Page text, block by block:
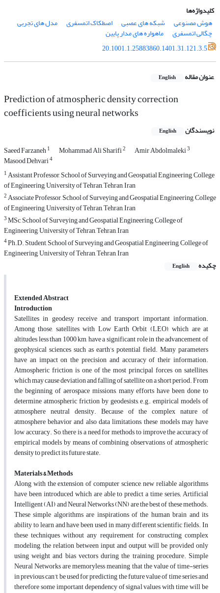
کلیدواژه‌ها
هوش مصنوعی
شبکه های عصبی اصطکاک اتمسفری مدل های تجربی
چگالی اتمسفری
ماهواره های مدار پایین
20.1001.1.25883860.1401.31.121.3.5
عنوان مقاله English
Prediction of atmospheric density correction
coefficients using neural networks
نویسندگان English
Saeed Farzaneh1 Mohammad Ali Sharifi2 Amir Abdolmaleki3
Masood Dehvari4
1Assistant Professor, School of Surveying and Geospatial Engineering, College
of Engineering, University of Tehran, Tehran, Iran
2Associate Professor, School of Surveying and Geospatial Engineering, College
of Engineering, University of Tehran, Tehran, Iran
3MSc, School of Surveying and Geospatial Engineering, College of
Engineering, University of Tehran, Tehran, Iran
4Ph.D. Student, School of Surveying and Geospatial Engineering, College of
Engineering, University of Tehran, Tehran, Iran
چکیده
English
Extended Abstract
Introduction
Satellites in geodesy receive and transport important information.
Among those, satellites with Low Earth Orbit (LEO), which are at
altitudes less than 1000 km, have a significant role in the advancement of
geophysical sciences such as earth’s potential field. Many parameters
have an impact on the precision and accuracy of their information.
Atmospheric friction is one of the most principal forces on satellites,
which may cause deviation and falling of satellite on a short period. From
the beginning of aerospace missions, many efforts have been done to
determine atmospheric friction by geodesists, e.g., empirical models of
atmosphere neutral density. Because of the complex nature of
atmosphere behavior and also data limitations, these models may have
low accuracy. So, there is a need for methods to improve the accuracy of
empirical models by means of combining observations of atmospheric
density to predict its future state.
Materials & Methods
Along with the extension of computer science, new reliable algorithms
have been introduced which are able to predict a time series; Artificial
Intelligent (AI) and Neural Networks (NN) are the best of these methods.
These simple algorithms are inspirations of the human brain and its
ability to learn and have been used in many different scientific fields. In
these techniques without any requirement for constructing complex
modeling, the relation between input and output will be provided only
using weight and bias vectors during the training procedure. Simple
Neural Networks are memoryless meaning that the value of time-series
in previous can’t be used for predicting the future value of time series and
therefore some important dependency of signal values with time will be